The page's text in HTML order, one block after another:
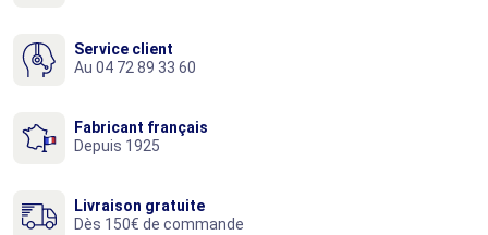
Service client
Au 04 72 89 33 60
Fabricant français
Depuis 1925
Livraison gratuite
Dès 150€ de commande